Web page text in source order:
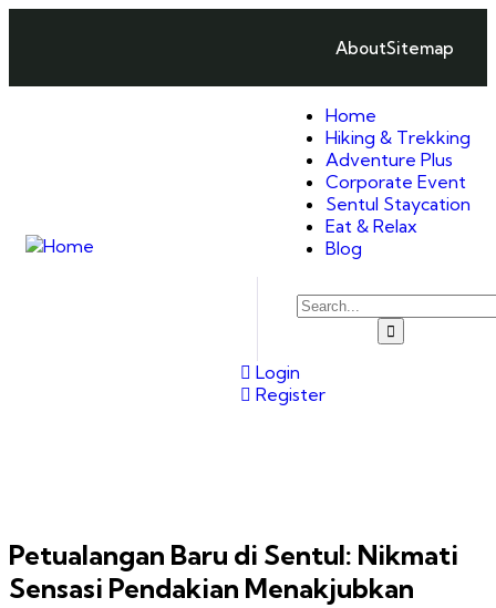
AboutSitemap
Home
Hiking & Trekking
Adventure Plus
Corporate Event
Sentul Staycation
Eat & Relax
Blog
Login
Register
Petualangan Baru di Sentul: Nikmati
Sensasi Pendakian Menakjubkan